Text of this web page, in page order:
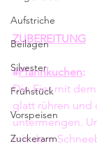
Aufstriche
Beilagen
Silvester
Frühstück
Vorspeisen
Zuckerarm
ZUBEREITUNG
#Pfannkuchen:
Die Eier mit
glatt rühren und
untermengen.
mit dem